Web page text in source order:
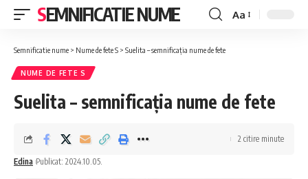
SEMNIFICATIE NUME
Font
Aa
Semnificatie nume > Nume de fete S > Suelita – semnificația nume de fete
NUME DE FETE S
Suelita – semnificația nume de fete
Edina Publicat: 2024.10.05.
2 citire minute